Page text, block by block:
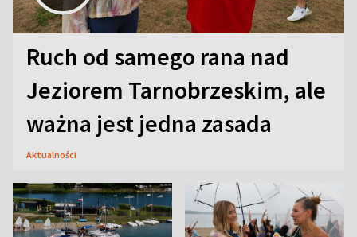
Ruch od samego rana nad
Jeziorem Tarnobrzeskim, ale
ważna jest jedna zasada
Aktualności